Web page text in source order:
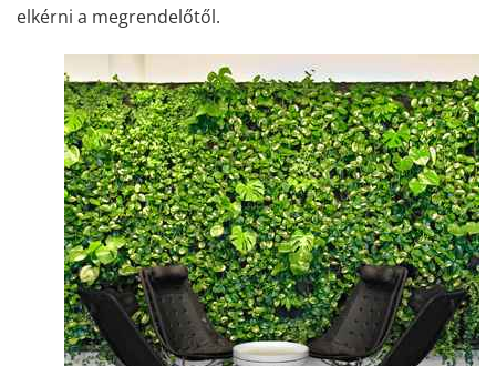
elkérni a megrendelőtől.